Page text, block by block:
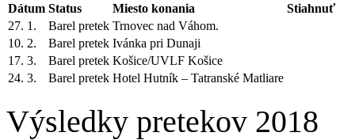
Dátum Status Miesto konania
Stiahnuť
27. 1.
Barel pretek Trnovec nad Váhom.
10. 2.
Barel pretek Ivánka pri Dunaji
17. 3.
Barel pretek Košice/UVLF Košice
24. 3.
Barel pretek Hotel Hutník – Tatranské Matliare
Výsledky pretekov 2018